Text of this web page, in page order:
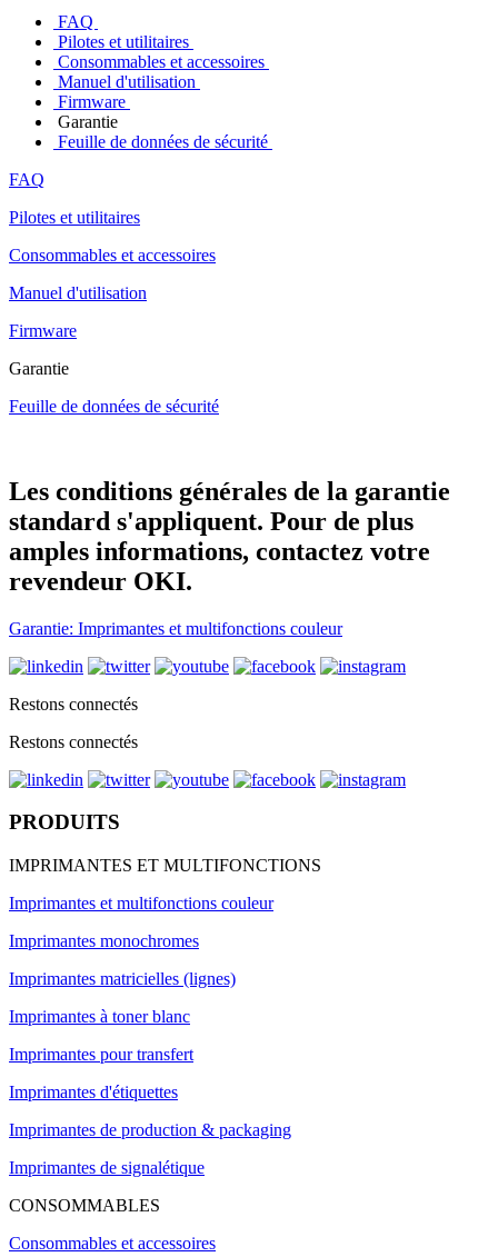
FAQ
Pilotes et utilitaires
Consommables et accessoires
Manuel d'utilisation
Firmware
Garantie
Feuille de données de sécurité
FAQ
Pilotes et utilitaires
Consommables et accessoires
Manuel d'utilisation
Firmware
Garantie
Feuille de données de sécurité
Les conditions générales de la garantie
standard s'appliquent. Pour de plus
amples informations, contactez votre
revendeur OKI.
Garantie: Imprimantes et multifonctions couleur
Restons connectés
Restons connectés
PRODUITS
IMPRIMANTES ET MULTIFONCTIONS
Imprimantes et multifonctions couleur
Imprimantes monochromes
Imprimantes matricielles (lignes)
Imprimantes à toner blanc
Imprimantes pour transfert
Imprimantes d'étiquettes
Imprimantes de production & packaging
Imprimantes de signalétique
CONSOMMABLES
Consommables et accessoires